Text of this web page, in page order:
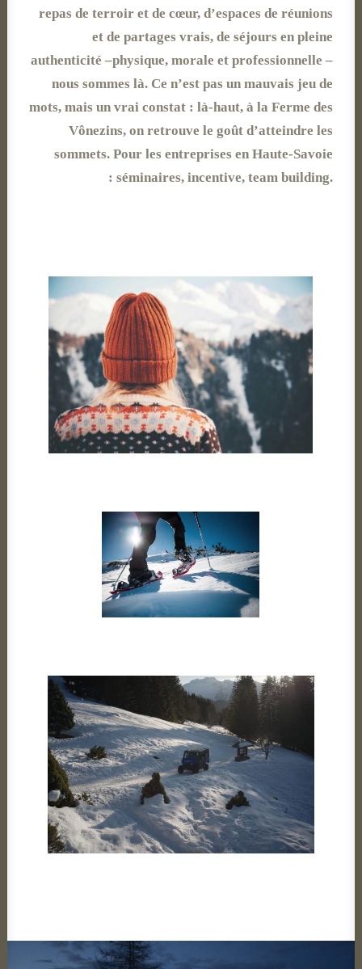
repas de terroir et de cœur, d’espaces de réunions
et de partages vrais, de séjours en pleine
authenticité –physique, morale et professionnelle –
nous sommes là. Ce n’est pas un mauvais jeu de
mots, mais un vrai constat : là-haut, à la Ferme des
Vônezins, on retrouve le goût d’atteindre les
sommets. Pour les entreprises en Haute-Savoie
: séminaires, incentive, team building.